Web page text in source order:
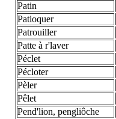
Patin
Patioquer
Patrouiller
Patte à r'laver
Péclet
Pécloter
Pèler
Pêlet
Pend'lion, pengliôche